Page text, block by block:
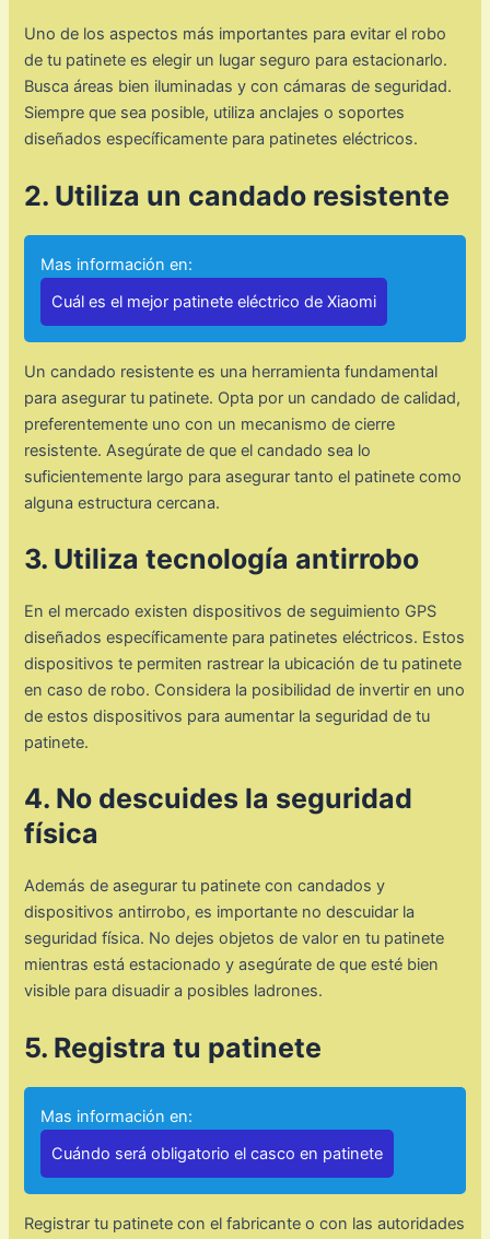
Uno de los aspectos más importantes para evitar el robo
de tu patinete es elegir un lugar seguro para estacionarlo.
Busca áreas bien iluminadas y con cámaras de seguridad.
Siempre que sea posible, utiliza anclajes o soportes
diseñados específicamente para patinetes eléctricos.
2. Utiliza un candado resistente
Mas información en:
Cuál es el mejor patinete eléctrico de Xiaomi
Un candado resistente es una herramienta fundamental
para asegurar tu patinete. Opta por un candado de calidad,
preferentemente uno con un mecanismo de cierre
resistente. Asegúrate de que el candado sea lo
suficientemente largo para asegurar tanto el patinete como
alguna estructura cercana.
3. Utiliza tecnología antirrobo
En el mercado existen dispositivos de seguimiento GPS
diseñados específicamente para patinetes eléctricos. Estos
dispositivos te permiten rastrear la ubicación de tu patinete
en caso de robo. Considera la posibilidad de invertir en uno
de estos dispositivos para aumentar la seguridad de tu
patinete.
4. No descuides la seguridad
física
Además de asegurar tu patinete con candados y
dispositivos antirrobo, es importante no descuidar la
seguridad física. No dejes objetos de valor en tu patinete
mientras está estacionado y asegúrate de que esté bien
visible para disuadir a posibles ladrones.
5. Registra tu patinete
Mas información en:
Cuándo será obligatorio el casco en patinete
Registrar tu patinete con el fabricante o con las autoridades